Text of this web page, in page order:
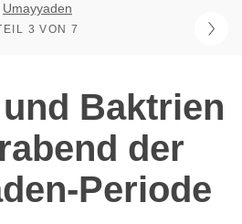
Umayyaden
3 VON 7
Baktrien
der
Periode